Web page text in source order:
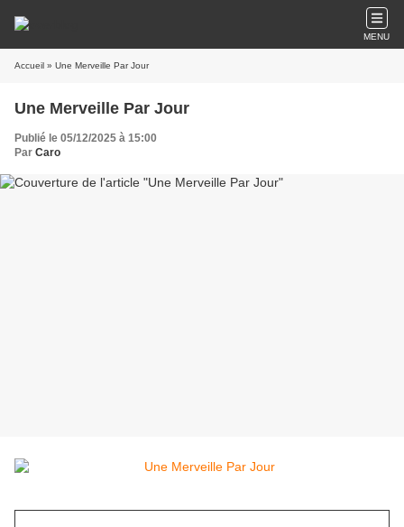
MENU
Accueil » Une Merveille Par Jour
Une Merveille Par Jour
Publié le 05/12/2025 à 15:00
Par Caro